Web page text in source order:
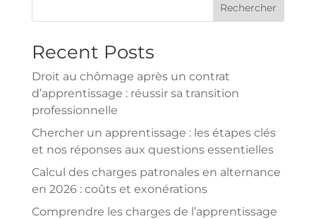
Rechercher
Recent Posts
Droit au chômage après un contrat
d’apprentissage : réussir sa transition
professionnelle
Chercher un apprentissage : les étapes clés
et nos réponses aux questions essentielles
Calcul des charges patronales en alternance
en 2026 : coûts et exonérations
Comprendre les charges de l’apprentissage